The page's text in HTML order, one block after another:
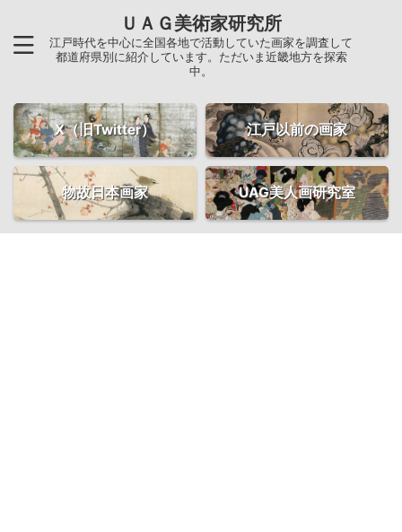
ＵＡＧ美術家研究所
江戸時代を中心に全国各地で活動していた画家を調査して
都道府県別に紹介しています。ただいま近畿地方を探索
中。
X（旧Twitter） 江戸以前の画家
物故日本画家 UAG美人画研究室